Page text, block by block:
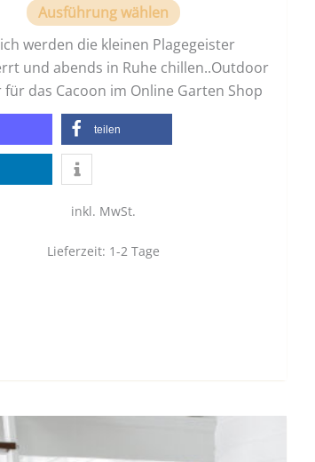
Ausführung wählen
werden die kleinen Plagegeister
und abends in Ruhe chillen..Outdoor
das Cacoon im Online Garten Shop
teilen
inkl. MwSt.
Lieferzeit: 1-2 Tage